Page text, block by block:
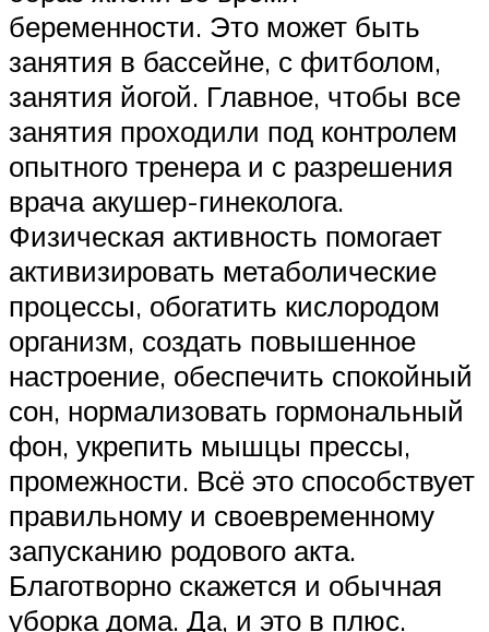
беременности. Это может быть
занятия в бассейне, с фитболом,
занятия йогой. Главное, чтобы все
занятия проходили под контролем
опытного тренера и с разрешения
врача акушер-гинеколога.
Физическая активность помогает
активизировать метаболические
процессы, обогатить кислородом
организм, создать повышенное
настроение, обеспечить спокойный
сон, нормализовать гормональный
фон, укрепить мышцы прессы,
промежности. Всё это способствует
правильному и своевременному
запусканию родового акта.
Благотворно скажется и обычная
уборка дома. Да, и это в плюс.